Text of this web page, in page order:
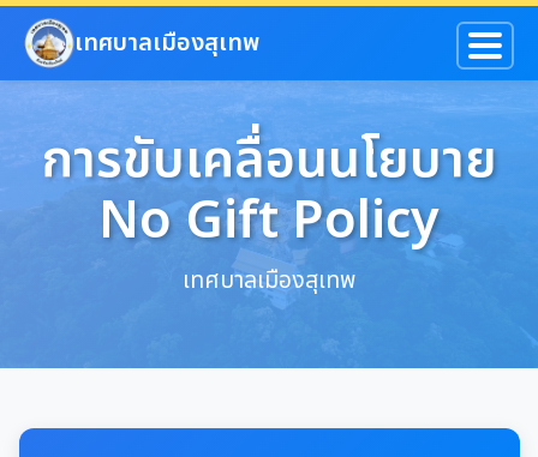
ข้ามไปยังเนื้อหาหลัก
เทศบาลเมืองสุเทพ
การขับเคลื่อนนโยบาย
No Gift Policy
เทศบาลเมืองสุเทพ